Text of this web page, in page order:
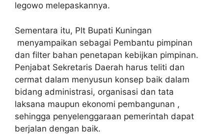
legowo melepaskannya.
Sementara itu, Plt Bupati Kuningan
menyampaikan sebagai Pembantu pimpinan
dan filter bahan penetapan kebijkan pimpinan.
Penjabat Sekretaris Daerah harus teliti dan
cermat dalam menyusun konsep baik dalam
bidang administrasi, organisasi dan tata
laksana maupun ekonomi pembangunan ,
sehingga penyelenggaraan pemerintah dapat
berjalan dengan baik.